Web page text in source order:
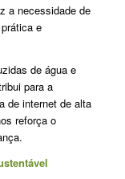
a necessidade de
e
de água e
para a
de internet de alta
reforça o